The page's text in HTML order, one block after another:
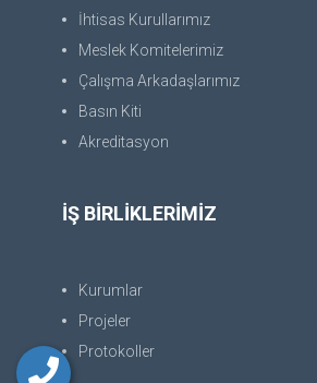
İhtisas Kurullarımız
Meslek Komitelerimiz
Çalışma Arkadaşlarımız
Basın Kiti
Akreditasyon
İŞ BİRLİKLERİMİZ
Kurumlar
Projeler
Protokoller